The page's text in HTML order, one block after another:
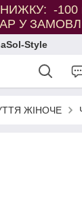
-100
У
Style
ЖІНОЧЕ